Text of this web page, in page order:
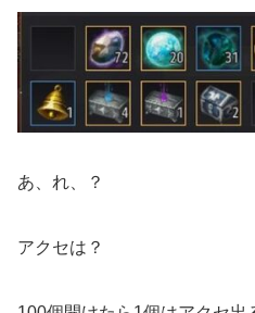
あ、れ、？
アクセは？